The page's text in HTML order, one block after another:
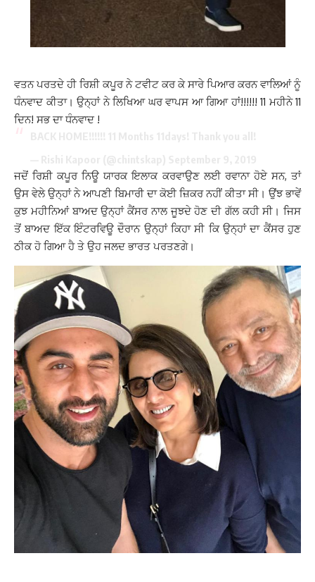
ਵਤਨ ਪਰਤਦੇ ਹੀ ਰਿਸ਼ੀ ਕਪੂਰ ਨੇ ਟਵੀਟ ਕਰ ਕੇ ਸਾਰੇ ਪਿਆਰ ਕਰਨ ਵਾਲਿਆਂ ਨੂੰ
ਧੰਨਵਾਦ ਕੀਤਾ। ਉਨ੍ਹਾਂ ਨੇ ਲਿਖਿਆ ਘਰ ਵਾਪਸ ਆ ਗਿਆ ਹਾਂ!!!!!! 11 ਮਹੀਨੇ 11
ਦਿਨ! ਸਭ ਦਾ ਧੰਨਵਾਦ !
ਜਦੋਂ ਰਿਸ਼ੀ ਕਪੂਰ ਨਿਊ ਯਾਰਕ ਇਲਾਕ ਕਰਵਾਉਣ ਲਈ ਰਵਾਨਾ ਹੋਏ ਸਨ, ਤਾਂ
ਉਸ ਵੇਲੇ ਉਨ੍ਹਾਂ ਨੇ ਆਪਣੀ ਬਿਮਾਰੀ ਦਾ ਕੋਈ ਜ਼ਿਕਰ ਨਹੀਂ ਕੀਤਾ ਸੀ। ਉਂਝ ਭਾਵੇਂ
ਕੁਝ ਮਹੀਨਿਆਂ ਬਾਅਦ ਉਨ੍ਹਾਂ ਕੈਂਸਰ ਨਾਲ ਜੂਝਦੇ ਹੋਣ ਦੀ ਗੱਲ ਕਹੀ ਸੀ। ਜਿਸ
ਤੋਂ ਬਾਅਦ ਇੱਕ ਇੰਟਰਵਿਊ ਦੌਰਾਨ ਉਨ੍ਹਾਂ ਕਿਹਾ ਸੀ ਕਿ ਉਨ੍ਹਾਂ ਦਾ ਕੈਂਸਰ ਹੁਣ
ਠੀਕ ਹੋ ਗਿਆ ਹੈ ਤੇ ਉਹ ਜਲਦ ਭਾਰਤ ਪਰਤਣਗੇ।